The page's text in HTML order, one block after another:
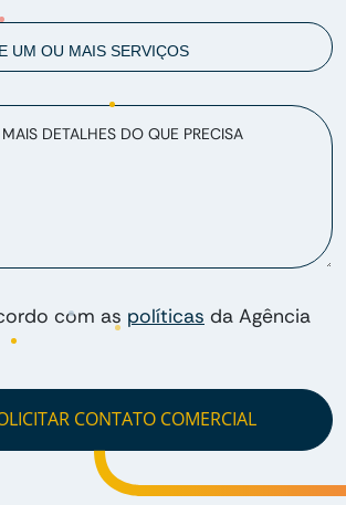
DETALHES DO QUE PRECISA
com as políticas da Agência
CONTATO COMERCIAL